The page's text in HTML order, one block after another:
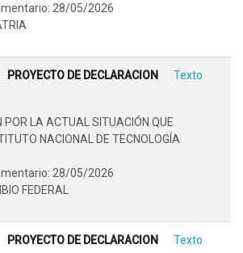
28/05/2026
PROYECTO DE DECLARACION
Texto
POR LA ACTUAL SITUACIÓN QUE
NACIONAL DE TECNOLOGÍA
28/05/2026
FEDERAL
PROYECTO DE DECLARACION
Texto